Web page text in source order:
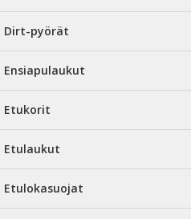
Dirt-pyörät
Ensiapulaukut
Etukorit
Etulaukut
Etulokasuojat